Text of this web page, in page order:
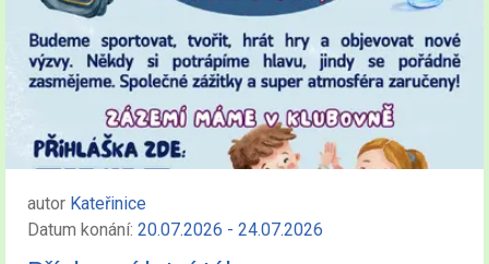
autor Kateřinice
Datum konání: 20.07.2026 - 24.07.2026